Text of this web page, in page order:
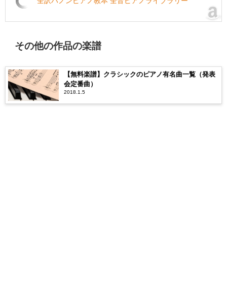
その他の作品の楽譜
【無料楽譜】クラシックのピアノ有名曲一覧（発表
会定番曲）
2018.1.5